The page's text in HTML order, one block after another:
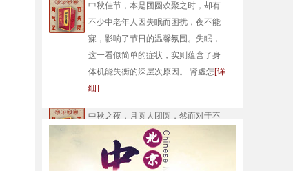
中秋佳节，本是团圆欢聚之时，却有
不少中老年人因失眠而困扰，夜不能
寐，影响了节日的温馨氛围。失眠，
这一看似简单的症状，实则蕴含了身
体机能失衡的深层次原因。 肾虚怎[详
细]
中秋之夜，月圆人团圆，然而对于不
少中老年人而言，失眠、乏力、头
晕、没精神及容易疲劳却如影随形，
成为节日里难以言说的苦楚。这些症